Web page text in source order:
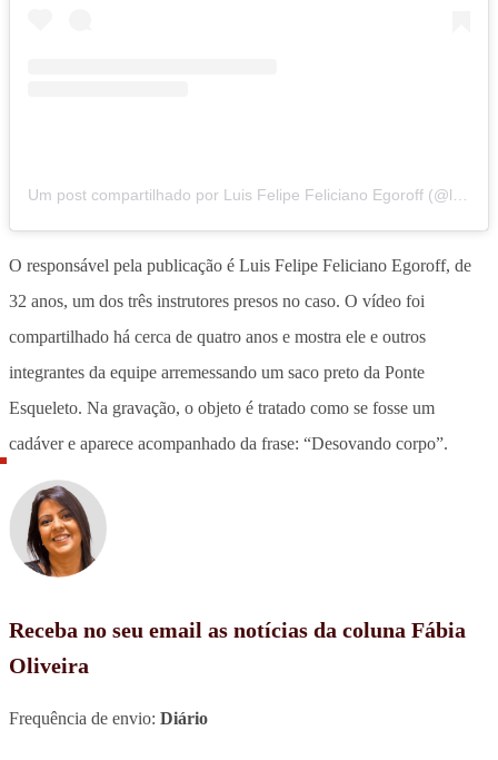
O responsável pela publicação é Luis Felipe Feliciano Egoroff, de
32 anos, um dos três instrutores presos no caso. O vídeo foi
compartilhado há cerca de quatro anos e mostra ele e outros
integrantes da equipe arremessando um saco preto da Ponte
Esqueleto. Na gravação, o objeto é tratado como se fosse um
cadáver e aparece acompanhado da frase: “Desovando corpo”.
Receba no seu email as notícias da coluna Fábia
Oliveira
Frequência de envio: Diário